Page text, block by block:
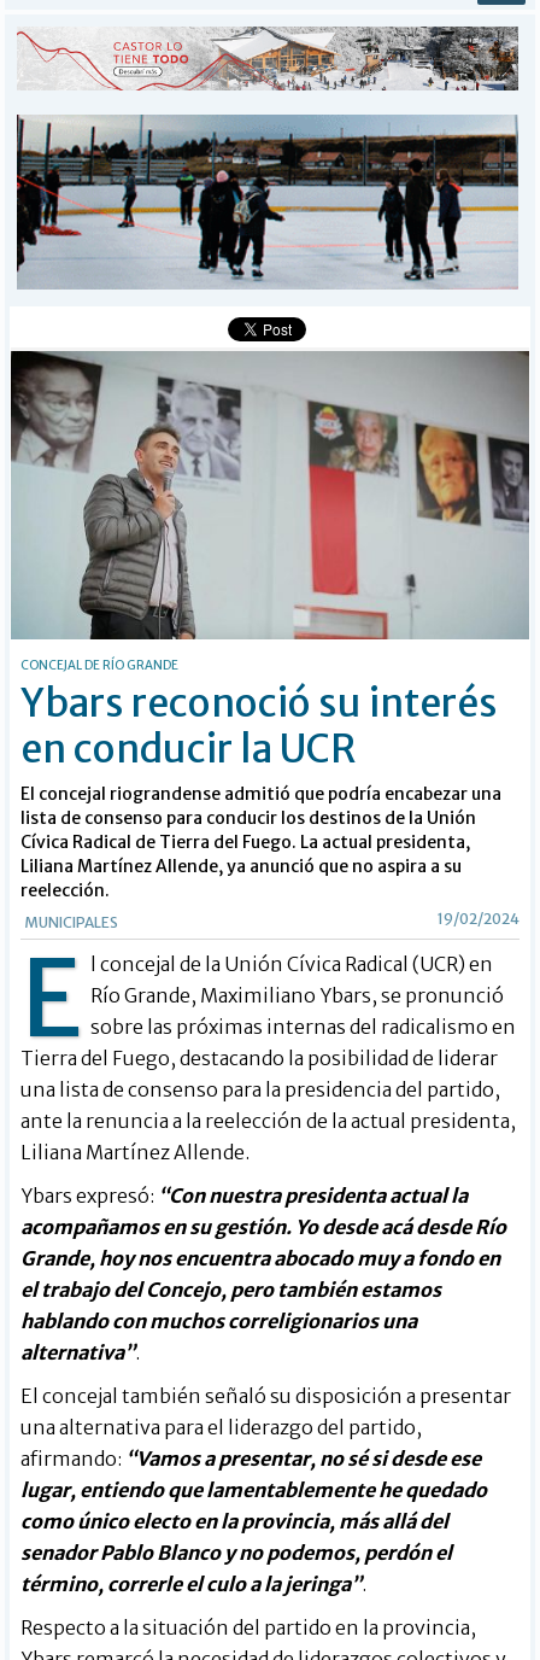
INICIO
PROVINCIALES
DEPORTES
POLICIALES
I-DIARIO
MÁS
BÚSQUEDA
CONCEJAL DE RÍO GRANDE
Ybars reconoció su interés
en conducir la UCR
El concejal riograndense admitió que podría encabezar una
lista de consenso para conducir los destinos de la Unión
Cívica Radical de Tierra del Fuego. La actual presidenta,
Liliana Martínez Allende, ya anunció que no aspira a su
reelección.
MUNICIPALES 19/02/2024
E l concejal de la Unión Cívica Radical (UCR) en
Río Grande, Maximiliano Ybars, se pronunció
sobre las próximas internas del radicalismo en
Tierra del Fuego, destacando la posibilidad de liderar
una lista de consenso para la presidencia del partido,
ante la renuncia a la reelección de la actual presidenta,
Liliana Martínez Allende.
Ybars expresó: “Con nuestra presidenta actual la
acompañamos en su gestión. Yo desde acá desde Río
Grande, hoy nos encuentra abocado muy a fondo en
el trabajo del Concejo, pero también estamos
hablando con muchos correligionarios una
alternativa”.
El concejal también señaló su disposición a presentar
una alternativa para el liderazgo del partido,
afirmando: “Vamos a presentar, no sé si desde ese
lugar, entiendo que lamentablemente he quedado
como único electo en la provincia, más allá del
senador Pablo Blanco y no podemos, perdón el
término, correrle el culo a la jeringa”.
Respecto a la situación del partido en la provincia,